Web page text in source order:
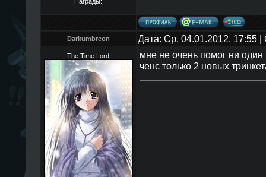
Darkumbreon Дата: Ср, 04.01.2012, 17:55
The Time Lord
мне не очень помог ни один
ченс только 2 новых